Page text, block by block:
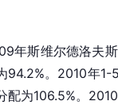
年斯维尔德洛夫
94.2%。2010年1-
配为106.5%。